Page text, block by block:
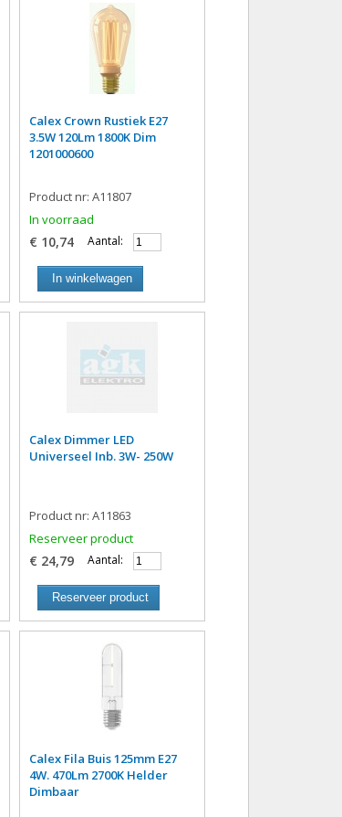
Calex Crown Rustiek E27
3.5W 120Lm 1800K Dim
1201000600
Product nr: A11807
In voorraad
€ 10,74 Aantal:
In winkelwagen
Calex Dimmer LED
Universeel Inb. 3W- 250W
Product nr: A11863
Reserveer product
€ 24,79 Aantal:
Reserveer product
Calex Fila Buis 125mm E27
4W. 470Lm 2700K Helder
Dimbaar